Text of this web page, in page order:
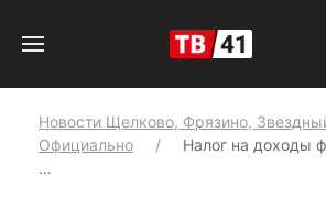
Новости Щелково, Фрязино,
Официально
Налог на доходы
…